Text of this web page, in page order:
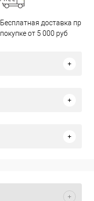
Бесплатная доставка при
покупке от 5 000 руб